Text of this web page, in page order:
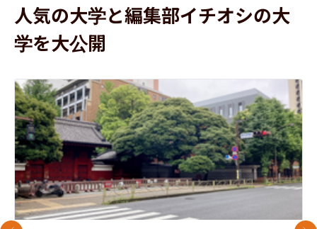
人気の大学と編集部イチオシの大
学を大公開